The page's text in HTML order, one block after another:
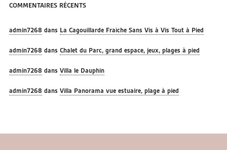
COMMENTAIRES RÉCENTS
admin7268 dans La Cagouillarde Fraîche Sans Vis à Vis Tout à Pied
admin7268 dans Chalet du Parc, grand espace, jeux, plages à pied
admin7268 dans Villa le Dauphin
admin7268 dans Villa Panorama vue estuaire, plage à pied